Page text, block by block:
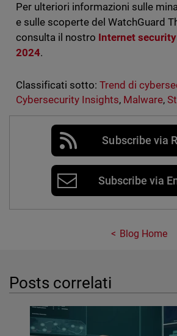
Per ulteriori informazioni sulle
e sulle scoperte del WatchGuard
consulta il nostro Internet
2024.
Classificati sotto: Trend di
Cybersecurity Insights, Malware,
Subscribe via
Subscribe via
Blog Home
Posts correlati